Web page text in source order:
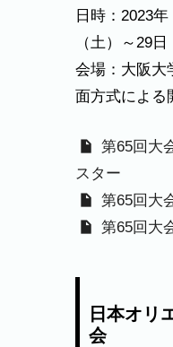
日時：2023
（土）～29日
会場：大阪大
面方式による
第65回大
スター
第65回大
第65回大
日本オリ
会